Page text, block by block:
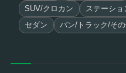
SUV/クロカン ステーショ
セダン バン/トラック/そ